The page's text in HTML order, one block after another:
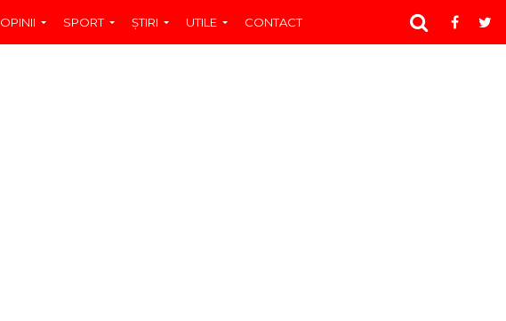
OPINII SPORT ŞTIRI UTILE CONTACT